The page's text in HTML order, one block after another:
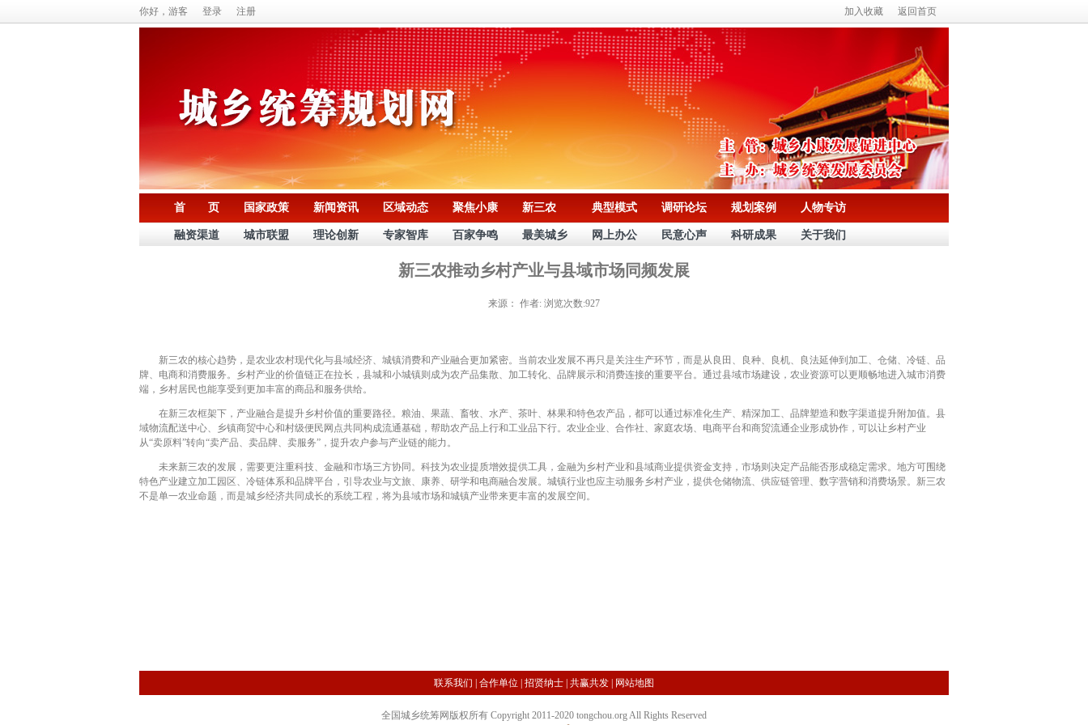
你好，游客 登录 注册 加入收藏 返回首页
首 页 国家政策 新闻资讯 区域动态 聚焦小康 新三农 典型模式 调研论坛 规划案例 人物专访
融资渠道 城市联盟 理论创新 专家智库 百家争鸣 最美城乡 网上办公 民意心声 科研成果 关于我们
新三农推动乡村产业与县域市场同频发展
来源： 作者: 浏览次数:927
新三农的核心趋势，是农业农村现代化与县域经济、城镇消费和产业融合更加紧密。当前农业发展不再只是关注生产环节，而是从良田、良种、良机、良法延伸到加工、仓储、冷链、品
牌、电商和消费服务。乡村产业的价值链正在拉长，县城和小城镇则成为农产品集散、加工转化、品牌展示和消费连接的重要平台。通过县域市场建设，农业资源可以更顺畅地进入城市消费
端，乡村居民也能享受到更加丰富的商品和服务供给。
在新三农框架下，产业融合是提升乡村价值的重要路径。粮油、果蔬、畜牧、水产、茶叶、林果和特色农产品，都可以通过标准化生产、精深加工、品牌塑造和数字渠道提升附加值。县
域物流配送中心、乡镇商贸中心和村级便民网点共同构成流通基础，帮助农产品上行和工业品下行。农业企业、合作社、家庭农场、电商平台和商贸流通企业形成协作，可以让乡村产业
从“卖原料”转向“卖产品、卖品牌、卖服务”，提升农户参与产业链的能力。
未来新三农的发展，需要更注重科技、金融和市场三方协同。科技为农业提质增效提供工具，金融为乡村产业和县域商业提供资金支持，市场则决定产品能否形成稳定需求。地方可围绕
特色产业建立加工园区、冷链体系和品牌平台，引导农业与文旅、康养、研学和电商融合发展。城镇行业也应主动服务乡村产业，提供仓储物流、供应链管理、数字营销和消费场景。新三农
不是单一农业命题，而是城乡经济共同成长的系统工程，将为县域市场和城镇产业带来更丰富的发展空间。
联系我们 合作单位 招贤纳士 共赢共发 网站地图
全国城乡统筹网版权所有 Copyright 2011-2020 tongchou.org All Rights Reserved